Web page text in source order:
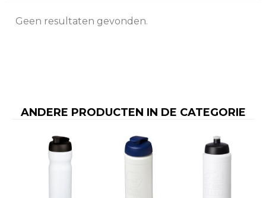
Geen resultaten gevonden.
ANDERE PRODUCTEN IN DE CATEGORIE